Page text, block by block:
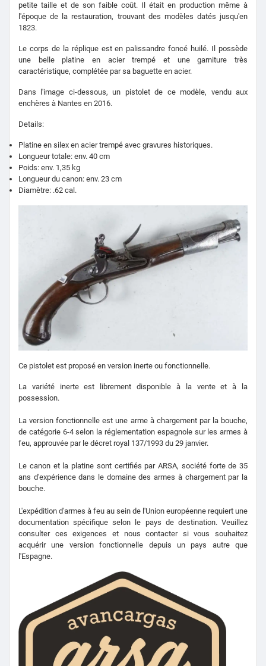
petite taille et de son faible coût. Il était en production même à
l'époque de la restauration, trouvant des modèles datés jusqu'en
1823.
Le corps de la réplique est en palissandre foncé huilé. Il possède
une belle platine en acier trempé et une garniture très
caractéristique, complétée par sa baguette en acier.
Dans l'image ci-dessous, un pistolet de ce modèle, vendu aux
enchères à Nantes en 2016.
Details:
Platine en silex en acier trempé avec gravures historiques.
Longueur totale: env. 40 cm
Poids: env. 1,35 kg
Longueur du canon: env. 23 cm
Diamètre: .62 cal.
Ce pistolet est proposé en version inerte ou fonctionnelle.
La variété inerte est librement disponible à la vente et à la
possession.
La version fonctionnelle est une arme à chargement par la bouche,
de catégorie 6-4 selon la réglementation espagnole sur les armes à
feu, approuvée par le décret royal 137/1993 du 29 janvier.
Le canon et la platine sont certifiés par ARSA, société forte de 35
ans d'expérience dans le domaine des armes à chargement par la
bouche.
L'expédition d'armes à feu au sein de l'Union européenne requiert une
documentation spécifique selon le pays de destination. Veuillez
consulter ces exigences et nous contacter si vous souhaitez
acquérir une version fonctionnelle depuis un pays autre que
l'Espagne.